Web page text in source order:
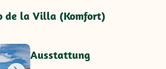
de la Villa (Komfort)
Ausstattung